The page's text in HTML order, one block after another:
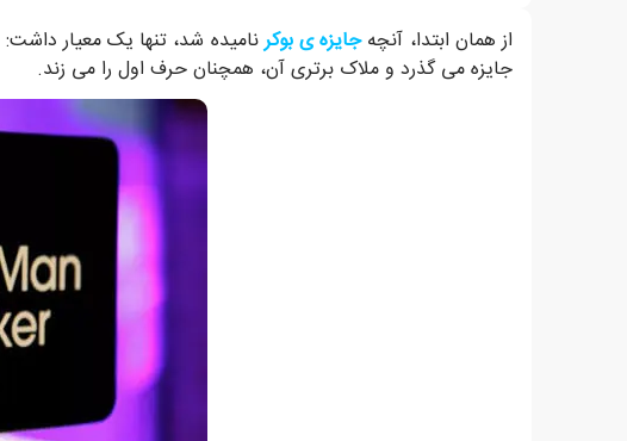
جایزه ی بوکر از سال 1969 پایه گذاری شده و از همان آغاز، رسالت خود را معرفی و ترویج بهترین آثار داستانی در قالب رمان قرار داده است.
از همان ابتدا، آنچهجایزه ی بوکرنامیده شد، تنها یک معیار داشت:
جایزه می گذرد و ملاک برتری آن، همچنان حرف اول را می زند.